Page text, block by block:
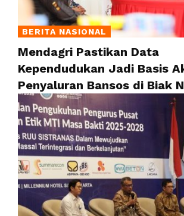
BERITA NASIONAL
Mendagri Pastikan Data
Kependudukan Jadi Basis
Penyaluran Bansos di Biak